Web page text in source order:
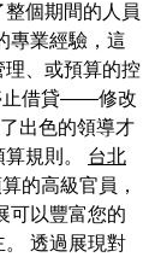
個期間的人員
專業經驗，這
、或預算的控
止借貸——修改
出色的領導才
規則。 台北
的高級官員，
可以豐富您的
透過展現對